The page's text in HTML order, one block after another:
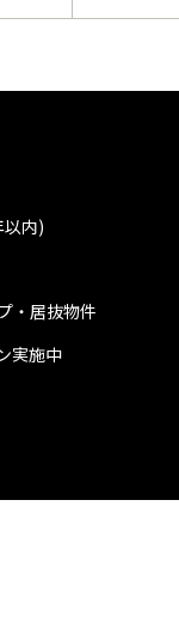
内)
・居抜物件
実施中